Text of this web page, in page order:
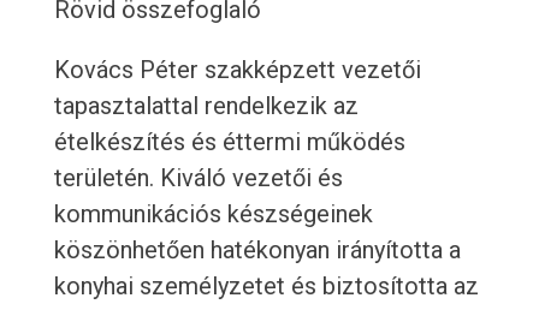
Rövid összefoglaló
Kovács Péter szakképzett vezetői
tapasztalattal rendelkezik az
ételkészítés és éttermi működés
területén. Kiváló vezetői és
kommunikációs készségeinek
köszönhetően hatékonyan irányította a
konyhai személyzetet és biztosította az